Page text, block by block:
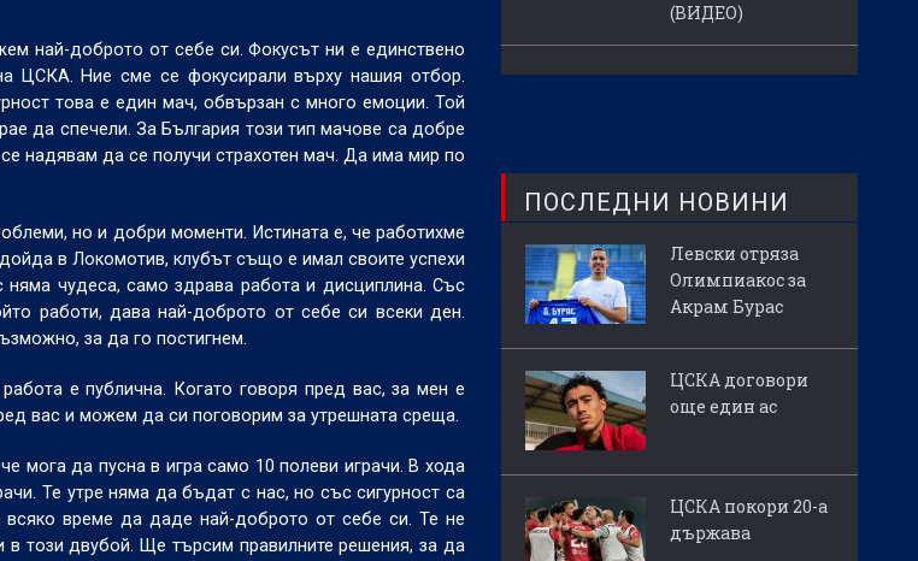
най-доброто от себе си. Фокусът ни е единствено
ЦСКА. Ние сме се фокусирали върху нашия отбор.
това е един мач, обвързан с много емоции. Той
да спечели. За България този тип мачове са добре
надявам да се получи страхотен мач. Да има мир по
но и добри моменти. Истината е, че работихме
в Локомотив, клубът също е имал своите успехи
чудеса, само здрава работа и дисциплина. Със
работи, дава най-доброто от себе си всеки ден.
за да го постигнем.
е публична. Когато говоря пред вас, за мен е
вас и можем да си поговорим за утрешната среща.
мога да пусна в игра само 10 полеви играчи. В хода
Те утре няма да бъдат с нас, но със сигурност са
време да даде най-доброто от себе си. Те не
този двубой. Ще търсим правилните решения, за да
(ВИДЕО)
ПОСЛЕДНИ НОВИНИ
Левски отряза
Олимпиакос за
Акрам Бурас
ЦСКА договори
още един ас
ЦСКА покори 20-а
държава